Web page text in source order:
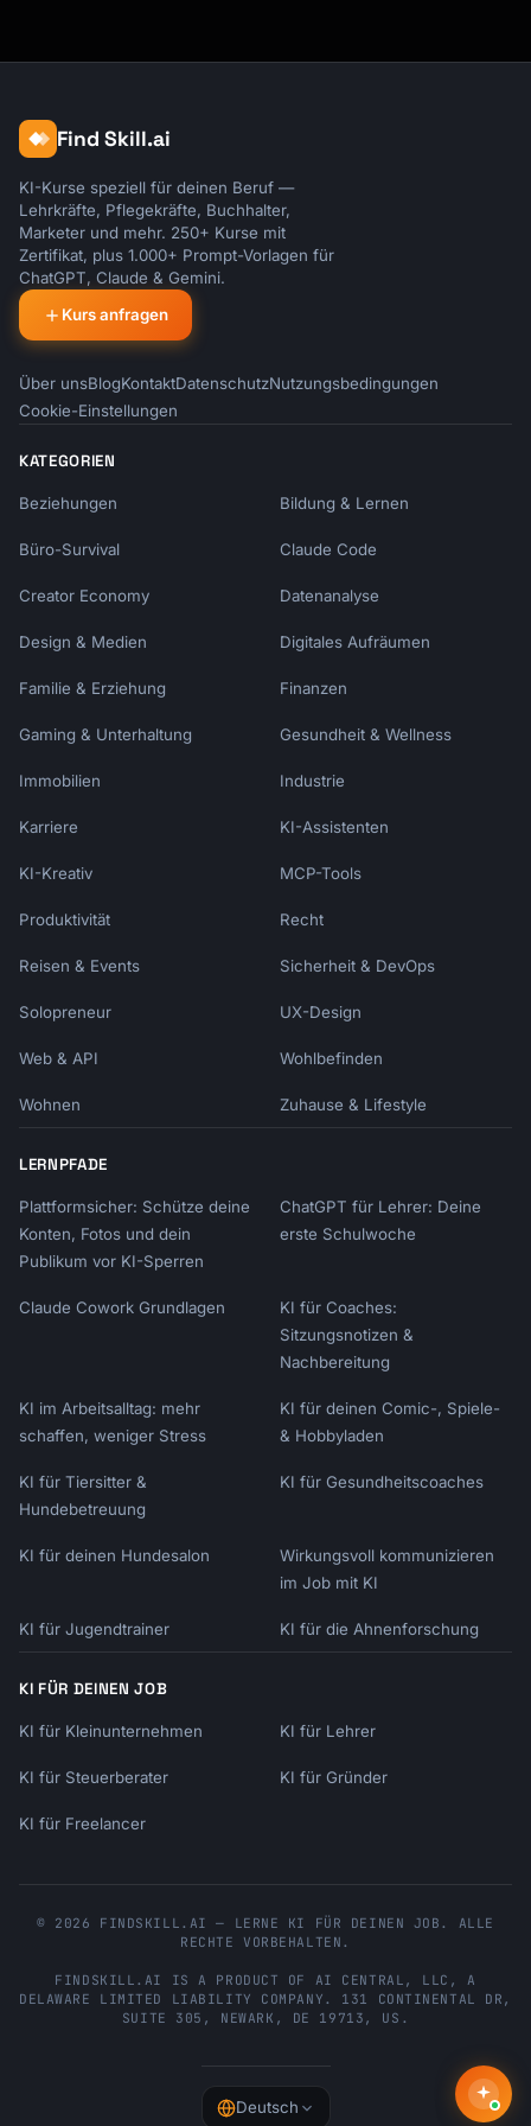
Hi {{invitee_name}},
Just a reminder about your upcoming
appointment:
📅 {{event_name}}
🕐 Tomorrow, {{event_date}} at {{event_time}}
📍 {{location}}
{{#if meeting_link}}
Join link: {{meeting_link}}
{{/if}}
{{#if questions}}
{{/if}}
See you tomorrow!
```
## Calendly API Integration
### Authentication
```javascript
const headers = {
  'Authorization': 'Bearer
  'Content-Type': 'application/json'
const response = await
fetch('https://api.calendly.com/users/me', {
const user = await response.json();
async function getAvailability(eventTypeUri,
  const params = new URLSearchParams({
    event_type: eventTypeUri,
    start_time: startDate.toISOString(),
`https://api.calendly.com/event_type_availabl
e_times?${params}`,
    { headers }
  );
  return response.json();
// Schedule via API without UI redirect
  const response = await
    headers,
      event_type: eventTypeUri,
      start_time: startTime,
Find Skill.ai
KI-Kurse speziell für deinen Beruf —
Lehrkräfte, Pflegekräfte, Buchhalter,
Marketer und mehr. 250+ Kurse mit
Zertifikat, plus 1.000+ Prompt-Vorlagen für
ChatGPT, Claude & Gemini.
Kurs anfragen
Über unsBlogKontaktDatenschutzNutzungsbedingungen
Cookie-Einstellungen
KATEGORIEN
Beziehungen Bildung & Lernen
Büro-Survival Claude Code
Creator Economy Datenanalyse
Design & Medien Digitales Aufräumen
Familie & Erziehung Finanzen
Gaming & Unterhaltung Gesundheit & Wellness
Immobilien Industrie
Karriere KI-Assistenten
KI-Kreativ MCP-Tools
Produktivität Recht
Reisen & Events Sicherheit & DevOps
Solopreneur UX-Design
Web & API Wohlbefinden
Wohnen Zuhause & Lifestyle
LERNPFADE
Plattformsicher: Schütze deine
Konten, Fotos und dein
Publikum vor KI-Sperren
ChatGPT für Lehrer: Deine
erste Schulwoche
Claude Cowork Grundlagen
KI für Coaches:
Sitzungsnotizen &
Nachbereitung
KI im Arbeitsalltag: mehr
schaffen, weniger Stress
KI für deinen Comic-, Spiele-
& Hobbyladen
KI für Tiersitter &
Hundebetreuung
KI für Gesundheitscoaches
KI für deinen Hundesalon
Wirkungsvoll kommunizieren
im Job mit KI
KI für Jugendtrainer KI für die Ahnenforschung
KI FÜR DEINEN JOB
KI für Kleinunternehmen KI für Lehrer
KI für Steuerberater KI für Gründer
KI für Freelancer
© 2026 FINDSKILL.AI — LERNE KI FÜR DEINEN JOB. ALLE
RECHTE VORBEHALTEN.
FINDSKILL.AI IS A PRODUCT OF AI CENTRAL, LLC , A
DELAWARE LIMITED LIABILITY COMPANY. 131 CONTINENTAL DR,
SUITE 305 , NEWARK , DE 19713 , US .
Deutsch